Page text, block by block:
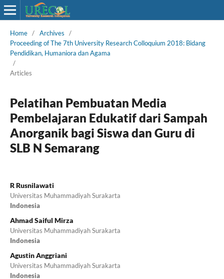
Home / Archives
/
Proceeding of The 7th University Research Colloquium 2018: Bidang
Pendidikan, Humaniora dan Agama
/
Articles
Pelatihan Pembuatan Media
Pembelajaran Edukatif dari Sampah
Anorganik bagi Siswa dan Guru di
SLB N Semarang
R Rusnilawati
Universitas Muhammadiyah Surakarta
Indonesia
Ahmad Saiful Mirza
Universitas Muhammadiyah Surakarta
Indonesia
Agustin Anggriani
Universitas Muhammadiyah Surakarta
Indonesia